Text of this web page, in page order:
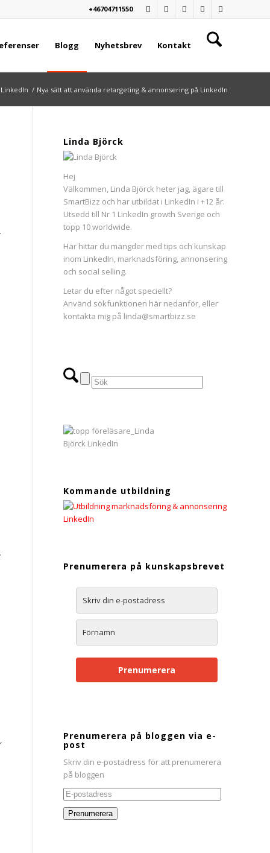
+46704711550
Blogg Nyhetsbrev Kontakt
/ Nya sätt att använda retargeting & annonsering på LinkedIn
Linda Björck
Hej
Välkommen, Linda Björck heter jag, ägare till
SmartBizz och har utbildat i LinkedIn i +12 år.
Utsedd till Nr 1 LinkedIn growth Sverige och
topp 10 worldwide.
Här hittar du mängder med tips och kunskap
inom LinkedIn, marknadsföring, annonsering
och social selling.
Letar du efter något speciellt?
Använd sökfunktionen här nedanför, eller
kontakta mig på linda@smartbizz.se
Kommande utbildning
Prenumerera på kunskapsbrevet
Prenumerera
Prenumerera på bloggen via e-
post
Skriv din e-postadress för att prenumerera
på bloggen
E-
postadress
Prenumerera